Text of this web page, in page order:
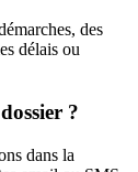
des
délais ou
?
dans la